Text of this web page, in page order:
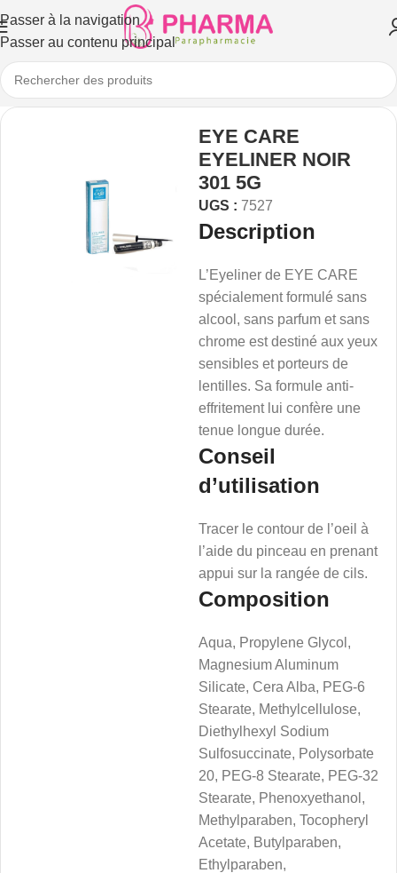
Passer à la navigation
Passer au contenu principal
EYE CARE
EYELINER NOIR
301 5G
UGS : 7527
Description
L’Eyeliner de EYE CARE
spécialement formulé sans
alcool, sans parfum et sans
chrome est destiné aux yeux
sensibles et porteurs de
lentilles. Sa formule anti-
effritement lui confère une
tenue longue durée.
Conseil
d’utilisation
Tracer le contour de l’oeil à
l’aide du pinceau en prenant
appui sur la rangée de cils.
Composition
Aqua, Propylene Glycol,
Magnesium Aluminum
Silicate, Cera Alba, PEG-6
Stearate, Methylcellulose,
Diethylhexyl Sodium
Sulfosuccinate, Polysorbate
20, PEG-8 Stearate, PEG-32
Stearate, Phenoxyethanol,
Methylparaben, Tocopheryl
Acetate, Butylparaben,
Ethylparaben,